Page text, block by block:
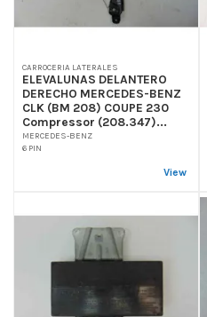
CARROCERIA LATERALES
ELEVALUNAS DELANTERO
DERECHO MERCEDES-BENZ
CLK (BM 208) COUPE 230
Compressor (208.347)...
MERCEDES-BENZ
6 PIN
View